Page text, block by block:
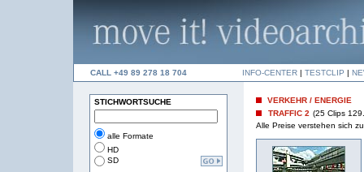
CALL +49 89 278 18 704 INFO-CENTER | TESTCLIP |
STICHWORTSUCHE
alle Formate
HD
SD
VERKEHR / ENERGIE
TRAFFIC 2 (25 Clips
Alle Preise verstehen sich